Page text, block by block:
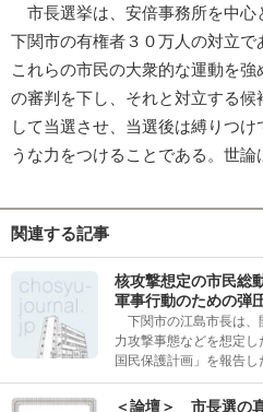
市長選挙は、安倍事務所を中心
下関市の有権者３０万人の対立で
これらの市民の大衆的な運動を
の審判を下し、それと対立する
して当選させ、当選後は縛りつ
うな力をつけることである。世論
関連する記事
核攻撃想定の市民
軍事行動のための弾
下関市の江島市長は、
力攻撃事態などを想定
国民保護計画」を報告
＜論壇＞ 市長選の